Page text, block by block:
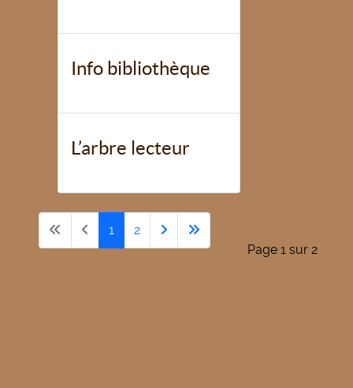
Info bibliothèque
L’arbre lecteur
Page 1 sur 2
1 2